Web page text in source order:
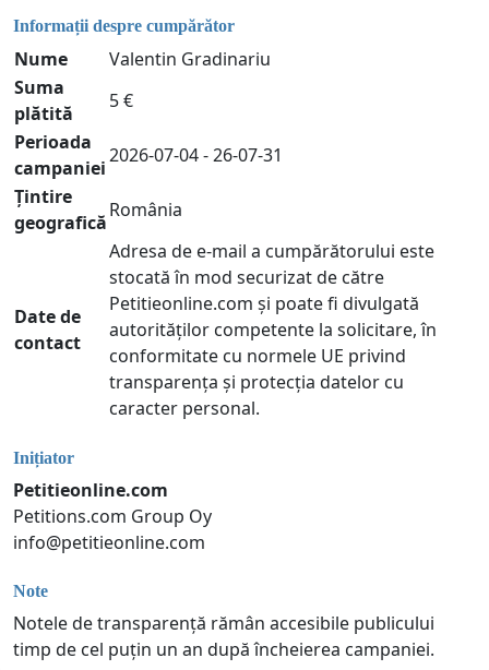
Informații despre cumpărător
Nume
Valentin Gradinariu
Suma
plătită
5 €
Perioada
campaniei
2026-07-04 - 26-07-31
Țintire
geografică
România
Date de
contact
Adresa de e-mail a cumpărătorului este
stocată în mod securizat de către
Petitieonline.com și poate fi divulgată
autorităților competente la solicitare, în
conformitate cu normele UE privind
transparența și protecția datelor cu
caracter personal.
Inițiator
Petitieonline.com
Petitions.com Group Oy
info@petitieonline.com
Note
Notele de transparență rămân accesibile publicului
timp de cel puțin un an după încheierea campaniei.